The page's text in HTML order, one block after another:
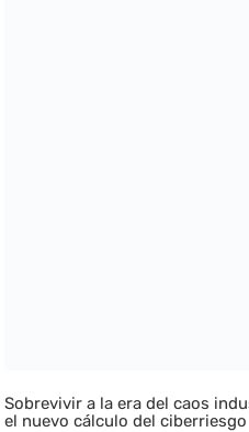
Sobrevivir a la era del caos
el nuevo cálculo del ciberriesgo